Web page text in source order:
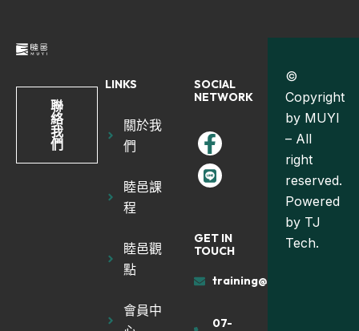
聯
絡
我
們
LINKS
關於我
們
睦邑課
程
睦邑觀
點
會員中
SOCIAL
NETWORK
GET IN
TOUCH
training@muyiland.com
07-
©
Copyright
by MUYI
– All
right
reserved.
Powered
by TJ
Tech.